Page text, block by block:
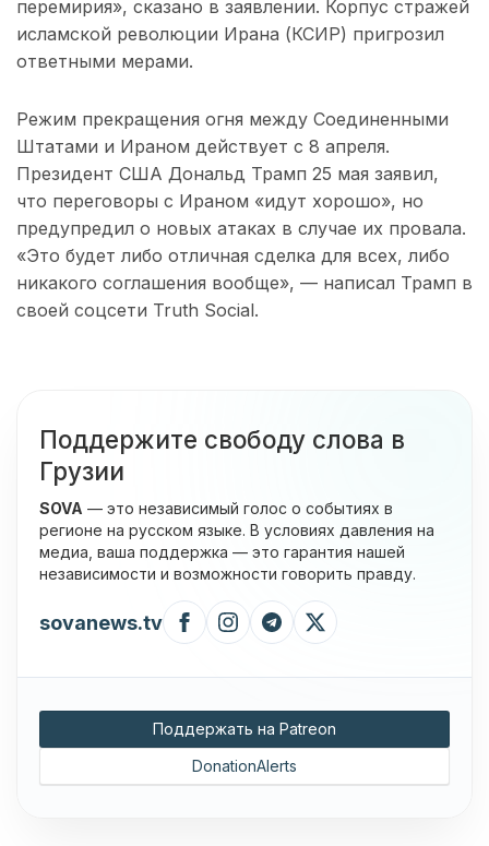
перемирия», сказано в заявлении. Корпус стражей
исламской революции Ирана (КСИР) пригрозил
ответными мерами.
Режим прекращения огня между Соединенными
Штатами и Ираном действует с 8 апреля.
Президент США Дональд Трамп 25 мая заявил,
что переговоры с Ираном «идут хорошо», но
предупредил о новых атаках в случае их провала.
«Это будет либо отличная сделка для всех, либо
никакого соглашения вообще», — написал Трамп в
своей соцсети Truth Social.
Поддержите свободу слова в
Грузии
SOVA — это независимый голос о событиях в
регионе на русском языке. В условиях давления на
медиа, ваша поддержка — это гарантия нашей
независимости и возможности говорить правду.
sovanews.tv
Поддержать на Patreon
DonationAlerts